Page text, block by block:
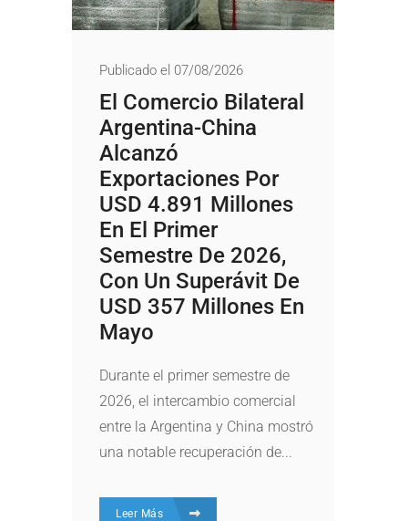
Publicado el 07/08/2026
El Comercio Bilateral
Argentina-China
Alcanzó
Exportaciones Por
USD 4.891 Millones
En El Primer
Semestre De 2026,
Con Un Superávit De
USD 357 Millones En
Mayo
Durante el primer semestre de
2026, el intercambio comercial
entre la Argentina y China mostró
una notable recuperación de...
Leer Más